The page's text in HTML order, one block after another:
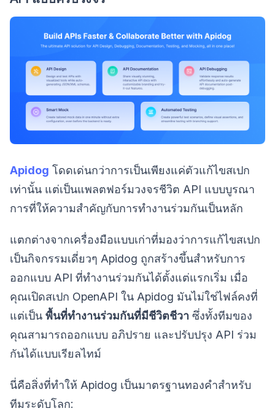
Apidog โดดเด่นกว่าการเป็นเพียงแค่ตัวแก้ไขสเปก
เท่านั้น แต่เป็นแพลตฟอร์มวงจรชีวิต API แบบบูรณา
การที่ให้ความสำคัญกับการทำงานร่วมกันเป็นหลัก
แตกต่างจากเครื่องมือแบบเก่าที่มองว่าการแก้ไขสเปก
เป็นกิจกรรมเดี่ยวๆ Apidog ถูกสร้างขึ้นสำหรับการ
ออกแบบ API ที่ทำงานร่วมกันได้ตั้งแต่แรกเริ่ม เมื่อ
คุณเปิดสเปก OpenAPI ใน Apidog มันไม่ใช่ไฟล์คงที่
แต่เป็น พื้นที่ทำงานร่วมกันที่มีชีวิตชีวา ซึ่งทั้งทีมของ
คุณสามารถออกแบบ อภิปราย และปรับปรุง API ร่วม
กันได้แบบเรียลไทม์
นี่คือสิ่งที่ทำให้ Apidog เป็นมาตรฐานทองคำสำหรับ
ทีมระดับโลก: